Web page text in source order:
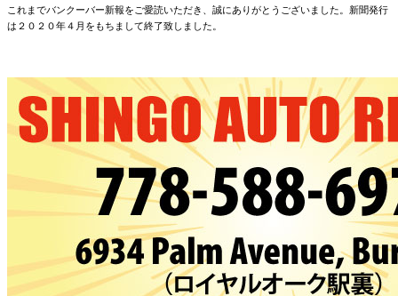
これまでバンクーバー新報をご愛読いただき、誠にありがとうございました。新聞発行
は２０２０年４月をもちまして終了致しました。